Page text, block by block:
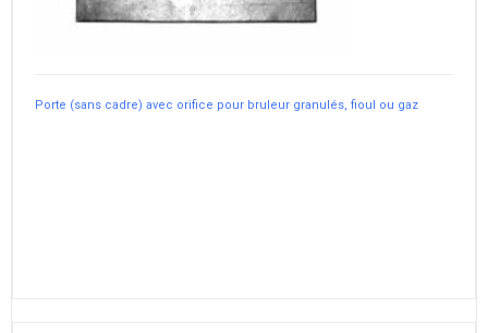
Porte (sans cadre) avec orifice pour bruleur granulés, fioul ou gaz